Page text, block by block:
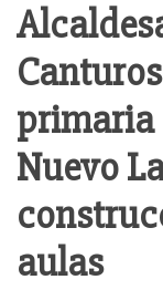
primaria
Nuevo
aulas